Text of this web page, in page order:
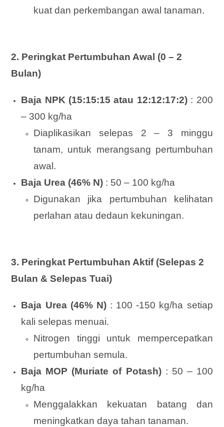
kuat dan perkembangan awal tanaman.
2. Peringkat Pertumbuhan Awal (0 – 2
Bulan)
Baja NPK (15:15:15 atau 12:12:17:2): 200
– 300 kg/ha
Diaplikasikan selepas 2 – 3 minggu
tanam, untuk merangsang pertumbuhan
awal.
Baja Urea (46% N) : 50 – 100 kg/ha
Digunakan jika pertumbuhan kelihatan
perlahan atau dedaun kekuningan.
3. Peringkat Pertumbuhan Aktif (Selepas 2
Bulan & Selepas Tuai)
Baja Urea (46% N) : 100 -150 kg/ha setiap
kali selepas menuai.
Nitrogen tinggi untuk mempercepatkan
pertumbuhan semula.
Baja MOP (Muriate of Potash) : 50 – 100
kg/ha
Menggalakkan kekuatan batang dan
meningkatkan daya tahan tanaman.